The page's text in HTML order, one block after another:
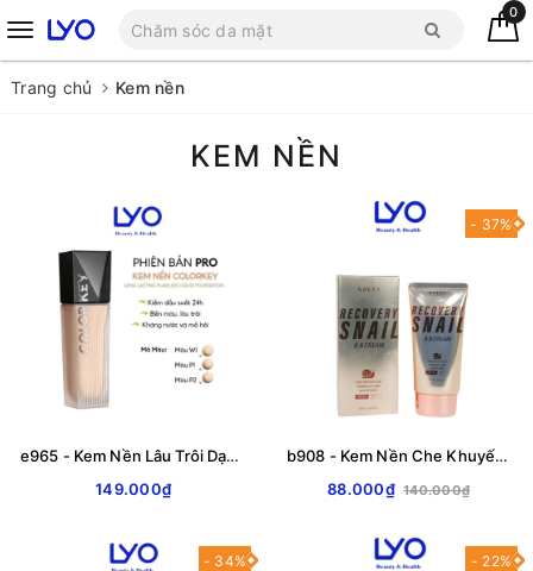
0
Trang chủ Kem nền
KEM NỀN
e965 - Kem Nền Lâu Trôi Dạng Lỏng Colorkey Long Lasting Flawless Liquid Foundation 30gr LYO
149.000₫
- 37%
b908 - Kem Nền Che Khuyết Điểm Ốc Sên Naexy Recovery Snail BB Cream Giữ ẩm & Dưỡng trắng da 50ml
88.000₫ 140.000₫
- 34% - 22%